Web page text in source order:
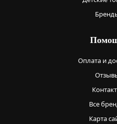
Оплата и
Все
Карта